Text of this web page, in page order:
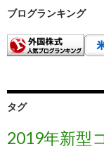
ブログランキング
タグ
2019年新型